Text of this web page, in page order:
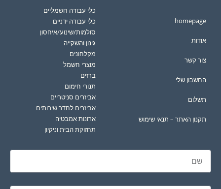
homepage
אודות
צור קשר
החשבון שלי
תשלום
תקנון האתר – תנאי שימוש
כלי עבודה חשמליים
כלי עבודה ידניים
סולמות/שינוע/איחסון
גינון והשקייה
מקלחונים
מוצרי חשמל
ברזים
תנורי חימום
אביזרים סניטריים
אביזרים לחדר שירותים
ארונות אמבטיה
תחזוקת הבית וניקיון